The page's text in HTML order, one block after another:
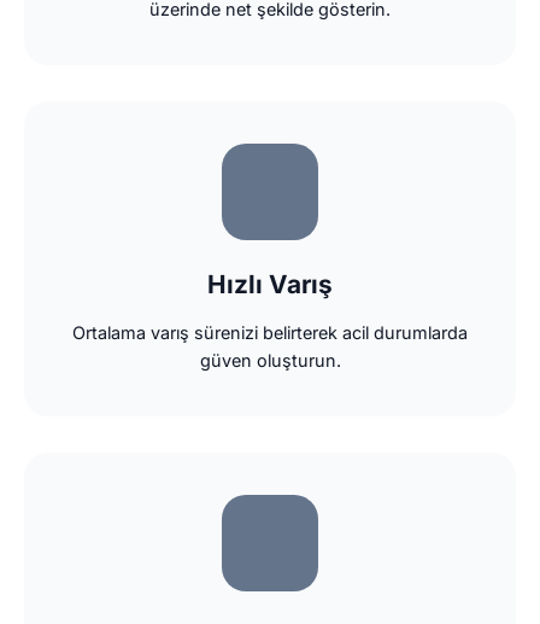
üzerinde net şekilde gösterin.
Hızlı Varış
Ortalama varış sürenizi belirterek acil durumlarda
güven oluşturun.